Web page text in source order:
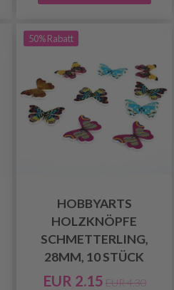
50% Rabatt
HOBBYARTS
HOLZKNÖPFE
SCHMETTERLING,
28MM, 10 STÜCK
EUR 2.15 EUR 4.30